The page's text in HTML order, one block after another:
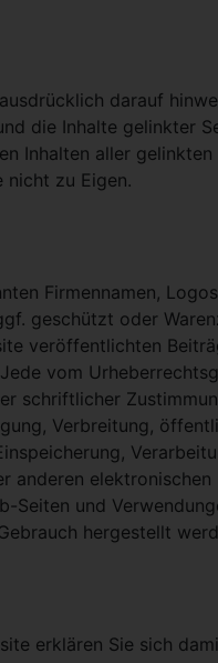
darauf
die Inhalte gelinkter
Inhalten aller
nicht zu Eigen.
Firmennamen,
geschützt oder
veröffentlichten
vom
schriftlicher
Verbreitung,
anderen
Seiten und
hergestellt
erklären Sie sich